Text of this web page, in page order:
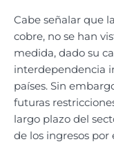
Cabe señalar que
cobre, no se han
medida, dado su
interdependencia
países. Sin
futuras
largo plazo del
de los ingresos